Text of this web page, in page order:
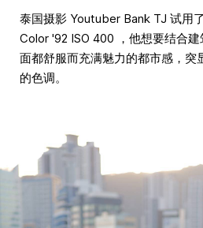
泰国摄影 Youtuber Bank TJ 试用
Color '92 ISO 400 ，他想要结合
面都舒服而充满魅力的都市感，突
的色调。